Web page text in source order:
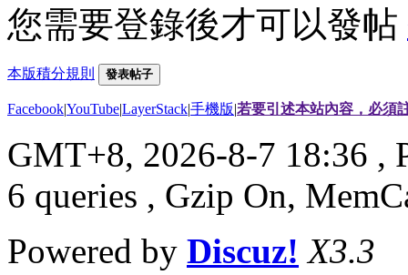
您需要登錄後才可以發帖
本版積分規則 發表帖子
Facebook|YouTube|LayerStack|手機版|若要引述本站內容，必須
GMT+8, 2026-8-7 18:36 ,
6 queries , Gzip On,
Powered by Discuz! X3.3